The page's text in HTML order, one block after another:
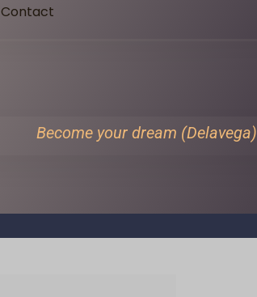
Contact
Become your dream (Delavega)